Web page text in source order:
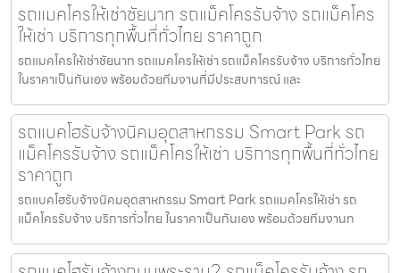
รถแมคโครให้เช่าชัยนาท รถแม็คโครรับจ้าง รถแม็คโคร
ให้เช่า บริการทุกพื้นที่ทั่วไทย ราคาถูก
รถแมคโครให้เช่าชัยนาท รถแมคโครให้เช่า รถแม็คโครรับจ้าง บริการทั่วไทย
ในราคาเป็นกันเอง พร้อมด้วยทีมงานที่มีประสบการณ์ และ
รถแบคโฮรับจ้างนิคมอุตสาหกรรม Smart Park รถ
แม็คโครรับจ้าง รถแม็คโครให้เช่า บริการทุกพื้นที่ทั่วไทย
ราคาถูก
รถแบคโฮรับจ้างนิคมอุตสาหกรรม Smart Park รถแมคโครให้เช่า รถ
แม็คโครรับจ้าง บริการทั่วไทย ในราคาเป็นกันเอง พร้อมด้วยทีมงานท